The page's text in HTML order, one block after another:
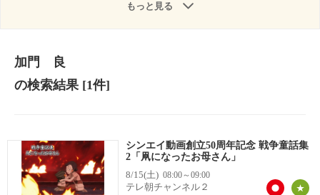
もっと見る
加門 良
の検索結果[1件]
シンエイ動画創立50周年記念 戦争童話集
2「凧になったお母さん」
8/15(土) 08:00～09:00
テレ朝チャンネル２